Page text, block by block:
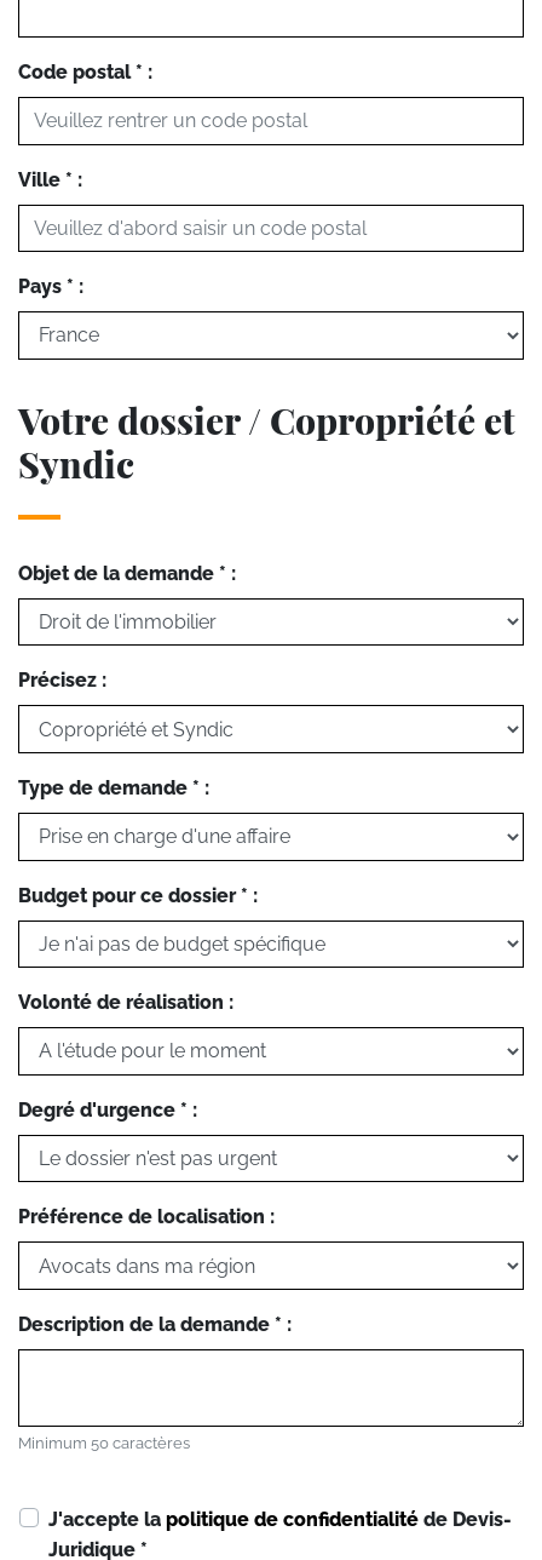
Code postal * :
Ville * :
Pays * :
Votre dossier / Copropriété et
Syndic
Objet de la demande * :
Précisez :
Type de demande * :
Budget pour ce dossier * :
Volonté de réalisation :
Degré d'urgence * :
Préférence de localisation :
Description de la demande * :
Minimum 50 caractères
J'accepte la politique de confidentialité de Devis-
Juridique *